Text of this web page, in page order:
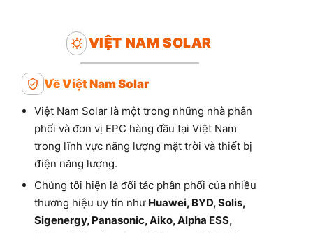
VIỆT NAM SOLAR
Về Việt Nam Solar
Việt Nam Solar là một trong những nhà phân
phối và đơn vị EPC hàng đầu tại Việt Nam
trong lĩnh vực năng lượng mặt trời và thiết bị
điện năng lượng.
Chúng tôi hiện là đối tác phân phối của nhiều
thương hiệu uy tín như Huawei, BYD, Solis,
Sigenergy, Panasonic, Aiko, Alpha ESS,